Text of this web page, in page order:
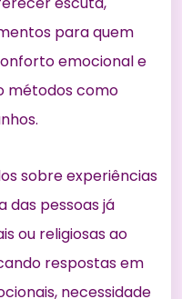
para quem
emocional e
métodos como
sobre experiências
das pessoas já
ou religiosas ao
respostas em
necessidade